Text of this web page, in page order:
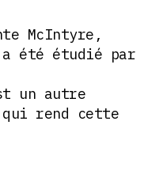
McIntyre,
a été étudié par
un autre
qui rend cette